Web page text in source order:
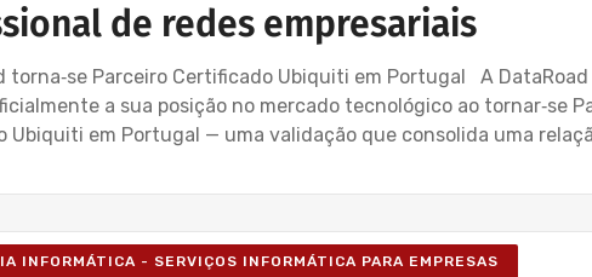
de redes empresariais
torna‑se Parceiro Certificado Ubiquiti em Portugal A DataRoad
a sua posição no mercado tecnológico ao tornar‑se
Ubiquiti em Portugal — uma validação que consolida uma
INFORMÁTICA - SERVIÇOS INFORMÁTICA PARA EMPRESAS